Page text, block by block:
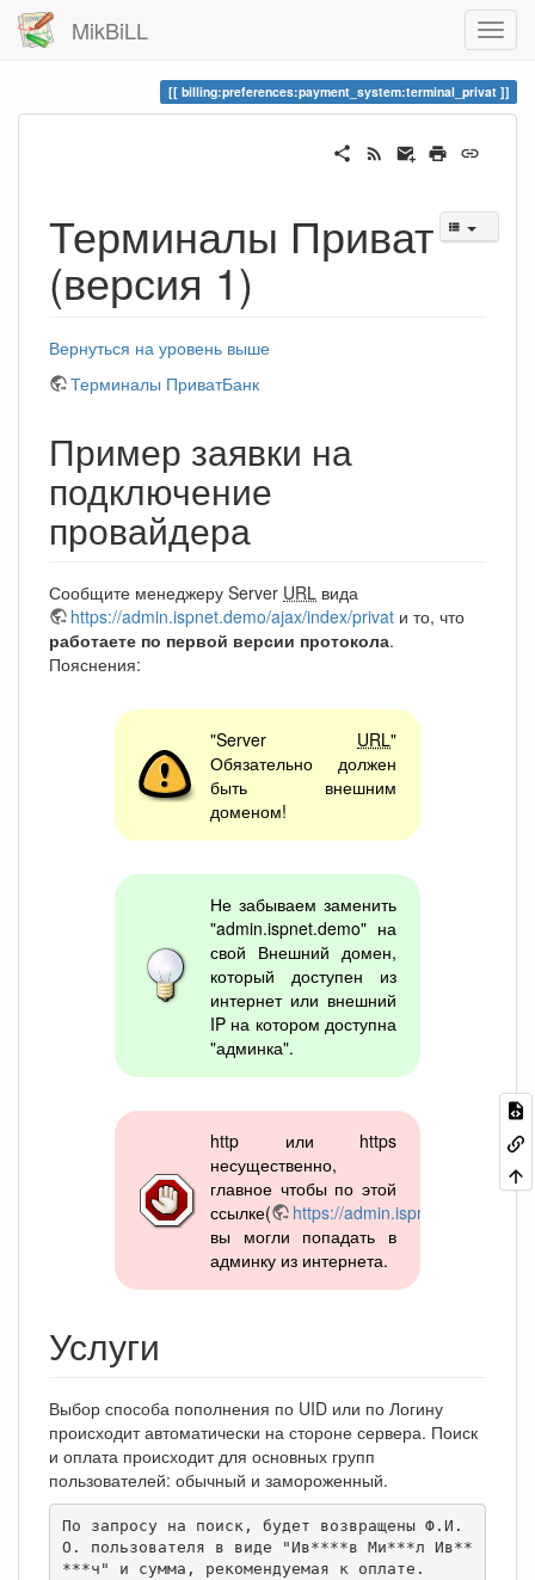
MikBiLL
billing:preferences:payment_system:terminal_privat
Терминалы Приват
(версия 1)
Вернуться на уровень выше
Терминалы ПриватБанк
Пример заявки на
подключение
провайдера
Сообщите менеджеру Server URL вида
https://admin.ispnet.demo/ajax/index/privat и то, что
работаете по первой версии протокола.
Пояснения:
"Server URL"
Обязательно должен
быть внешним
доменом!
Не забываем заменить
"admin.ispnet.demo" на
свой Внешний домен,
который доступен из
интернет или внешний
IP на котором доступна
"админка".
http или https
несущественно,
главное чтобы по этой
ссылке(
https://admin.ispnet.demo
вы могли попадать в
админку из интернета.
Услуги
Выбор способа пополнения по UID или по Логину
происходит автоматически на стороне сервера. Поиск
и оплата происходит для основных групп
пользователей: обычный и замороженный.
По запросу на поиск, будет возвращены Ф.И.
О. пользователя в виде "Ив****в Ми***л Ив**
***ч" и сумма, рекомендуемая к оплате.